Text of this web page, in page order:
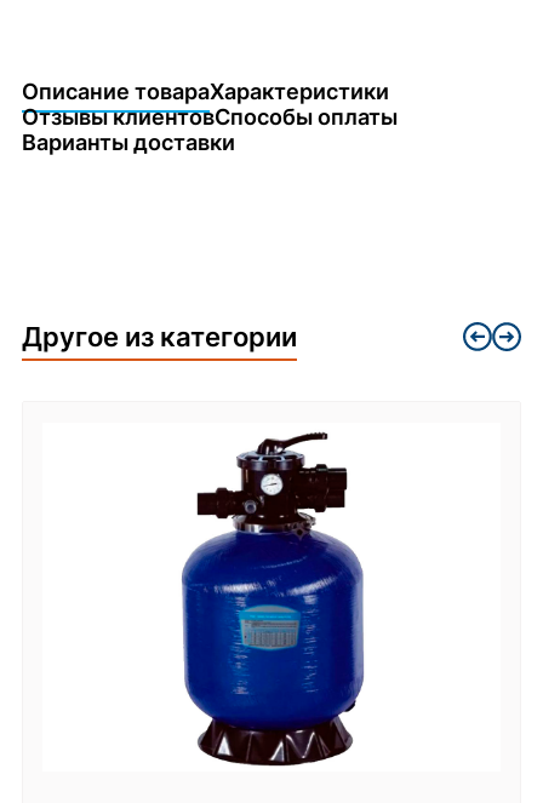
Описание товараХарактеристики
Отзывы клиентовСпособы оплаты
Варианты доставки
Другое из категории